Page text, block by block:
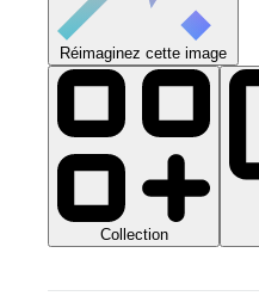
Réimaginez cette image
Collection